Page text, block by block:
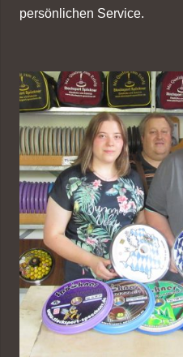
persönlichen Service.